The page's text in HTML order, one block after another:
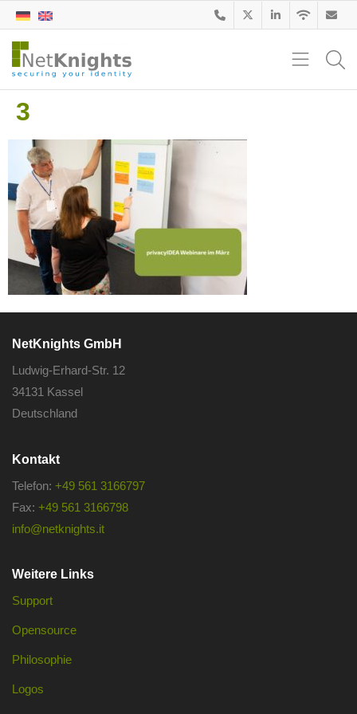
3
NetKnights GmbH
Ludwig-Erhard-Str. 12
34131 Kassel
Deutschland
Kontakt
Telefon: +49 561 3166797
Fax: +49 561 3166798
info@netknights.it
Weitere Links
Support
Opensource
Philosophie
Logos